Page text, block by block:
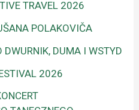
TRAVEL 2026
POLAKOVIČA
DWURNIK, DUMA I WSTYD
2026